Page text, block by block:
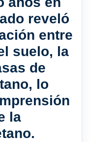
reveló
entre
suelo, la
de
lo
la